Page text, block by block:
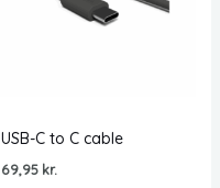
USB-C to C cable
69,95 kr.